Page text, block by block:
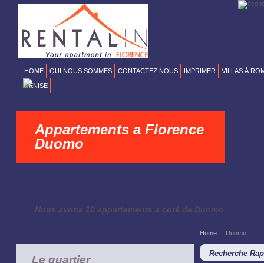
HOME QUI NOUS SOMMES CONTACTEZ NOUS IMPRIMER VILLAS Á
VENISE
Appartements a Florence
Duomo
Nous avons 10 appartements a coté de Duomo
Le quartier
Home Duomo
Recherche